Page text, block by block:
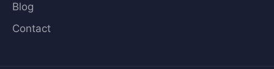
Blog
Contact